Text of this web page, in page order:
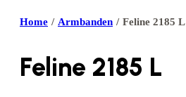
Home / Armbanden / Feline 2185 L
Feline 2185 L